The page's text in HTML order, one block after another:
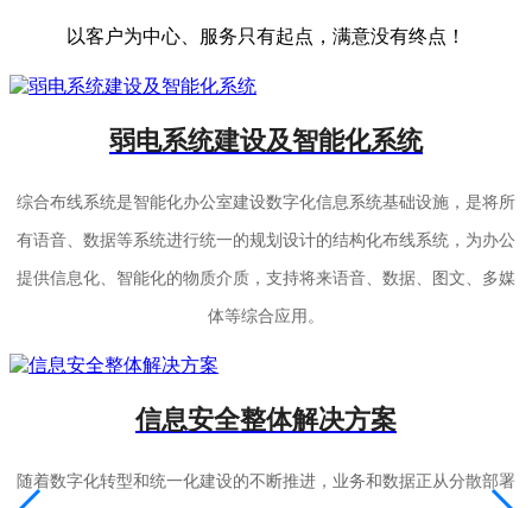
以客户为中心、服务只有起点，满意没有终点！
弱电系统建设及智能化系统
综合布线系统是智能化办公室建设数字化信息系统基础设施，是将所
有语音、数据等系统进行统一的规划设计的结构化布线系统，为办公
提供信息化、智能化的物质介质，支持将来语音、数据、图文、多媒
体等综合应用。
信息安全整体解决方案
随着数字化转型和统一化建设的不断推进，业务和数据正从分散部署